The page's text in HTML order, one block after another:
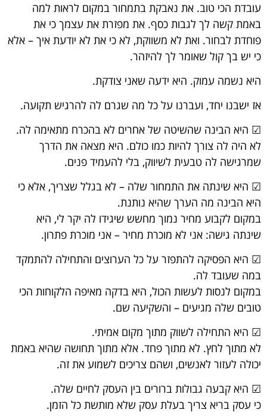
עובדת הכי טוב. את נאבקת בתמחור במקום לראות למה
באמת קשה לך לגבות כסף. את מפזרת את עצמך כי את
פוחדת לבחור. ואת לא משווקת, לא כי את לא יודעת איך – אלא
כי יש בך קול שאומר לך להיזהר.
היא נשמה עמוק. היא ידעה שאני צודקת.
אז ישבנו יחד, ועברנו על כל מה שגרם לה להרגיש תקועה.
☑ היא הבינה שהשיטה של אחרים לא בהכרח מתאימה לה.
לא היה לה צורך להיות כמו כולם. היא מצאה את הדרך
שמרגישה לה טבעית לשיווק, בלי להעמיד פנים.
☑ היא שינתה את התמחור שלה – לא בגלל שצריך, אלא כי
היא הבינה מה הערך שהיא נותנת.
במקום לקבוע מחיר נמוך מחשש שיגידו לה יקר לי, היא
שינתה גישה: אני לא מוכרת מחיר – אני מוכרת פתרון.
☑ היא הפסיקה להתפזר על כל הערוצים והתחילה להתמקד
במה שעובד לה.
במקום לנסות לעשות הכול, היא בדקה מאיפה הלקוחות הכי
טובים שלה מגיעים – והשקיעה שם.
☑ היא התחילה לשווק מתוך מקום אמיתי.
לא מתוך לחץ. לא מתוך פחד. אלא מתוך תחושה שהיא באמת
יכולה לעזור לאנשים, ושהם צריכים לשמוע את זה.
☑ היא קבעה גבולות ברורים בין העסק לחיים שלה.
כי עסק בריא צריך בעלת עסק שלא מותשת כל הזמן.